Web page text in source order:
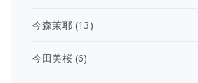
今森茉耶(13)
今田美桜(6)